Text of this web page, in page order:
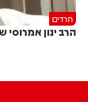
חרדים
הרב ינון